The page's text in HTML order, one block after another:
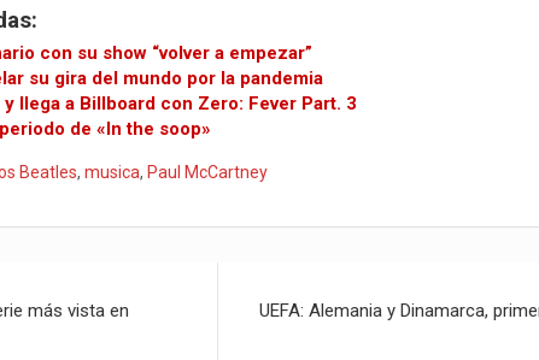
d
di
t
ail py
Li
n
k
m
p
ar
tir
con su show “volver a empezar”
su gira del mundo por la pandemia
llega a Billboard con Zero: Fever Part. 3
de «In the soop»
Beatles, musica, Paul McCartney
más vista en
UEFA: Alemania y Dinamarca,